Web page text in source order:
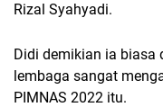
Rizal Syahyadi.
Didi demikian ia biasa
lembaga sangat
PIMNAS 2022 itu.